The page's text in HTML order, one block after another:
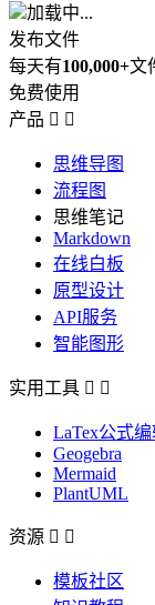
加载中...
发布文件
每天有100,000+文
免费使用
产品  
思维导图
流程图
思维笔记
Markdown
在线白板
原型设计
API服务
智能图形
实用工具  
LaTex公式
Geogebra
Mermaid
PlantUML
资源  
模板社区